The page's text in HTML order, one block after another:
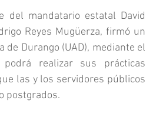
del mandatario estatal David
Reyes Mugüerza, firmó un
de Durango (UAD), mediante el
realizar sus prácticas
las y los servidores públicos
postgrados.